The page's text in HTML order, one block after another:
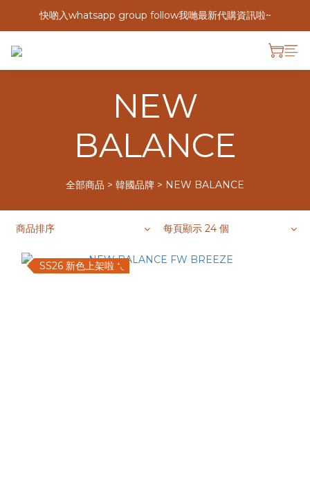
快啲入whatsapp group follow我哋最新代購資訊啦~
NEW
BALANCE
全部商品 > 韓國品牌 > NEW BALANCE
商品排序 每頁顯示 24 個
SS26 新色上架啦 ⁺◟